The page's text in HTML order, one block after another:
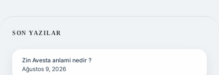
SIDEBAR
SON YAZILAR
Zin Avesta anlami nedir ?
Ağustos 9, 2026